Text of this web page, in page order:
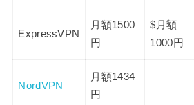
ExpressVPN
月額1500
円
$月額
1000円
NordVPN
月額1434
円